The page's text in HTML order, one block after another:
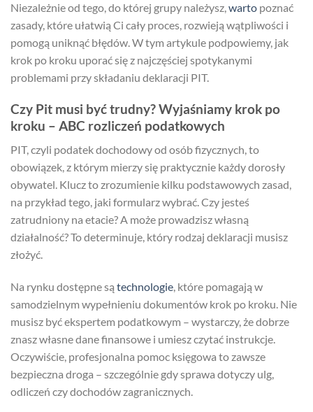
Niezależnie od tego, do której grupy należysz,warto poznać
zasady, które ułatwią Ci cały proces, rozwieją wątpliwości i
pomogą uniknąć błędów. W tym artykule podpowiemy, jak
krok po kroku uporać się z najczęściej spotykanymi
problemami przy składaniu deklaracji PIT.
Czy Pit musi być trudny? Wyjaśniamy krok po
kroku – ABC rozliczeń podatkowych
PIT, czyli podatek dochodowy od osób fizycznych, to
obowiązek, z którym mierzy się praktycznie każdy dorosły
obywatel. Klucz to zrozumienie kilku podstawowych zasad,
na przykład tego, jaki formularz wybrać. Czy jesteś
zatrudniony na etacie? A może prowadzisz własną
działalność? To determinuje, który rodzaj deklaracji musisz
złożyć.
Na rynku dostępne są technologie, które pomagają w
samodzielnym wypełnieniu dokumentów krok po kroku. Nie
musisz być ekspertem podatkowym – wystarczy, że dobrze
znasz własne dane finansowe i umiesz czytać instrukcje.
Oczywiście, profesjonalna pomoc księgowa to zawsze
bezpieczna droga – szczególnie gdy sprawa dotyczy ulg,
odliczeń czy dochodów zagranicznych.